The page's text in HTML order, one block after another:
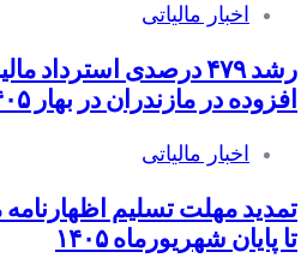
اخبار مالیاتی
رشد ۴۷۹ درصدی
افزوده در مازندران در بهار ۱۴۰۵
اخبار مالیاتی
تمدید مهلت تسلیم اظهارنامه
تا پایان شهریورماه ۱۴۰۵